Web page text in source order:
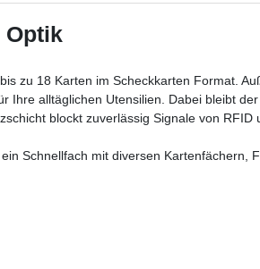
Optik
zu 18 Karten im Scheckkarten Format.
Ihre alltäglichen Utensilien. Dabei bleibt
blockt zuverlässig Signale von RFID
Schnellfach mit diversen Kartenfächern,